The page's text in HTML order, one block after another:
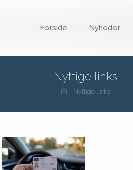
Forside Nyheder
Nyttige links
Nyttige links